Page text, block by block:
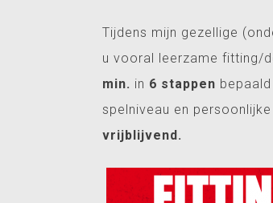
Tijdens mijn gezellige
u vooral leerzame fitting/
min. in 6 stappen
spelniveau en
vrijblijvend.